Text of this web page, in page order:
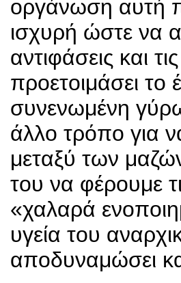
οργάνωση αυτή
ισχυρή ώστε να
αντιφάσεις και
προετοιμάσει
συνενωμένη
άλλο τρόπο για
μεταξύ των
του να φέρουμε
«χαλαρά
υγεία του
αποδυναμώσει